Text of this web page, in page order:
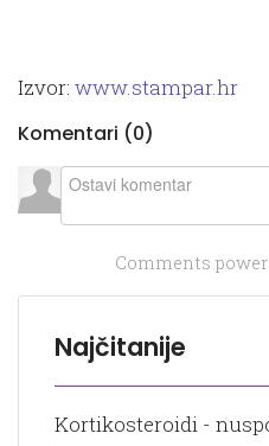
Izvor: www.stampar.hr
Komentari (0)
Comments
Najčitanije
Kortikosteroidi -